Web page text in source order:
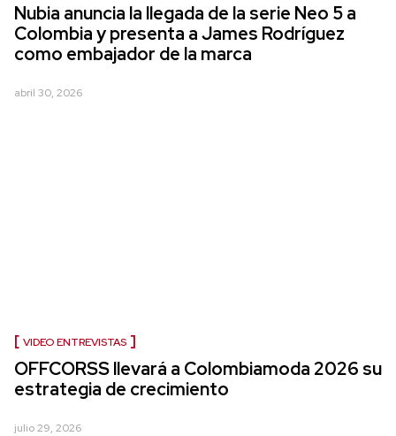
Nubia anuncia la llegada de la serie Neo 5 a
Colombia y presenta a James Rodríguez
como embajador de la marca
abril 30, 2026
VIDEO ENTREVISTAS
OFFCORSS llevará a Colombiamoda 2026 su
estrategia de crecimiento
julio 29, 2026